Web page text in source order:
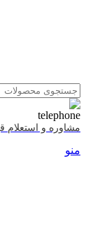
مشاوره و استعلام قیمت
منو